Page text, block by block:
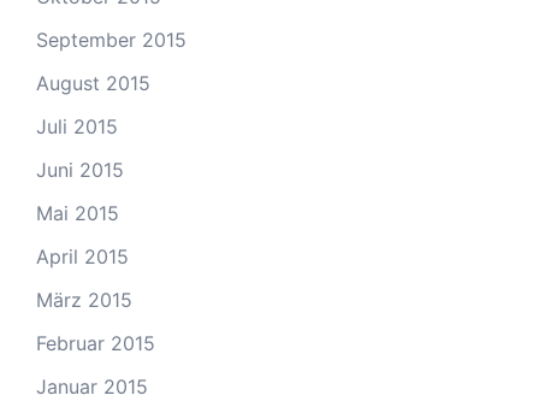
September 2015
August 2015
Juli 2015
Juni 2015
Mai 2015
April 2015
März 2015
Februar 2015
Januar 2015